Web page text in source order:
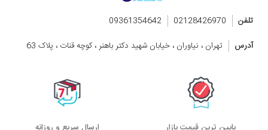
تلفن 02128426970
09361354642
آدرس
تهران ، نیاوران ، خیابان شهید دکتر باهنر ، کوچه قنات ، پلاک 63
پایین ترین قیمت بازار ارسال سریع و روزانه